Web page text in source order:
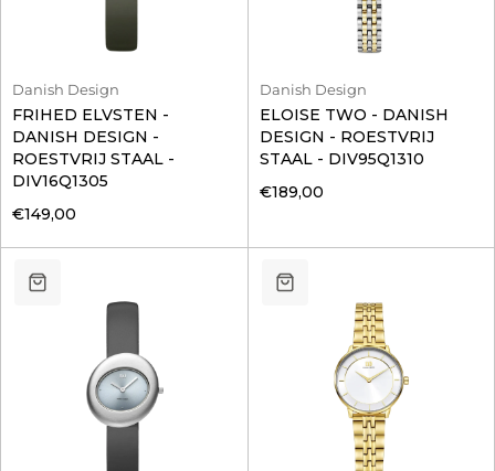
Danish Design
FRIHED ELVSTEN -
DANISH DESIGN -
ROESTVRIJ STAAL -
DIV16Q1305
€149,00
Danish Design
ELOISE TWO - DANISH
DESIGN - ROESTVRIJ
STAAL - DIV95Q1310
€189,00